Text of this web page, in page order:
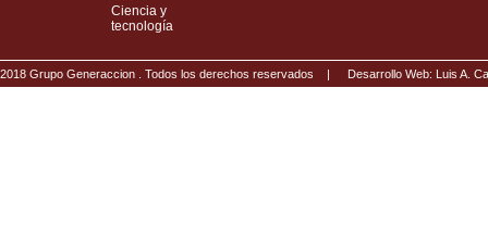
Ciencia y
tecnología
2018 Grupo Generaccion . Todos los derechos reservados | Desarrollo Web: Luis